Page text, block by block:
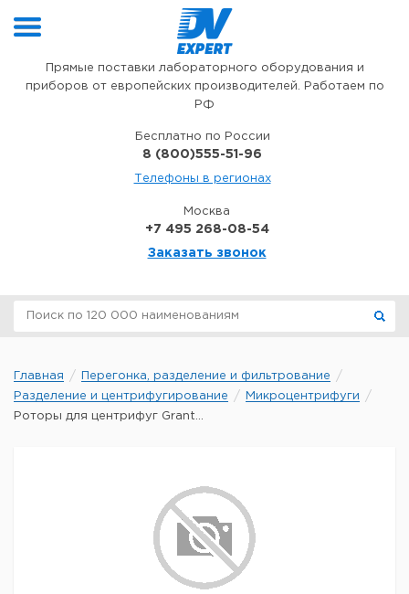
Прямые поставки лабораторного оборудования и
приборов от европейских производителей. Работаем по
РФ
Бесплатно по России
8 (800)555-51-96
Телефоны в регионах
Москва
+7 495 268-08-54
Заказать звонок
Главная
Перегонка, разделение и фильтрование
Разделение и центрифугирование
Микроцентрифуги
Роторы для центрифуг Grant...